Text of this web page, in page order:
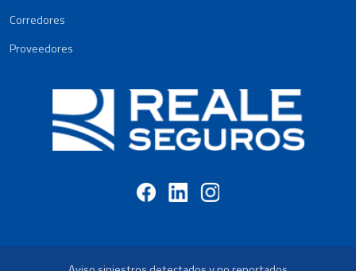
Corredores
Proveedores